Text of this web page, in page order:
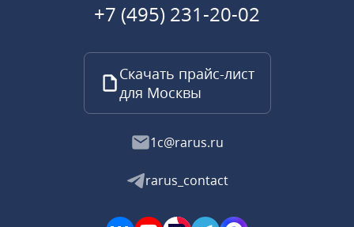
+7 (495) 231-20-02
Скачать прайс-лист
для Москвы
1c@rarus.ru
rarus_contact